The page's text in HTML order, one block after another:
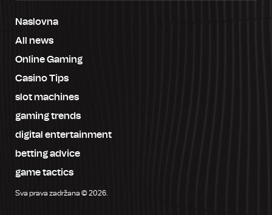
Naslovna
All news
Online Gaming
Casino Tips
slot machines
gaming trends
digital entertainment
betting advice
game tactics
Sva prava zadržana © 2026.